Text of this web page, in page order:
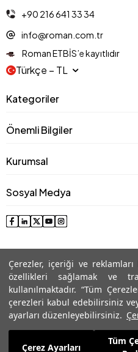
Çerezler, içeriği ve
özellikleri sağlamak ve
kullanılmaktadır. “Tüm
çerezleri kabul edebilirsiniz
ayarları düzenleyebilirsiniz.
Çerez Ayarları
Tüm
6.239,99TL
+90 216 641 33 34
info@roman.com.tr
Roman ETBİS’e kayıtlıdır
Türkçe − TL
Kategoriler
Önemli Bilgiler
Kurumsal
Sosyal Medya
© 2025 Roman® Tüm